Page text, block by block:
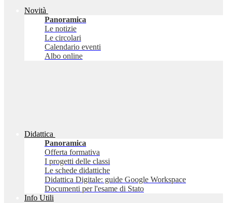
Novità
Panoramica
Le notizie
Le circolari
Calendario eventi
Albo online
Didattica
Panoramica
Offerta formativa
I progetti delle classi
Le schede didattiche
Didattica Digitale: guide Google Workspace
Documenti per l'esame di Stato
Info Utili